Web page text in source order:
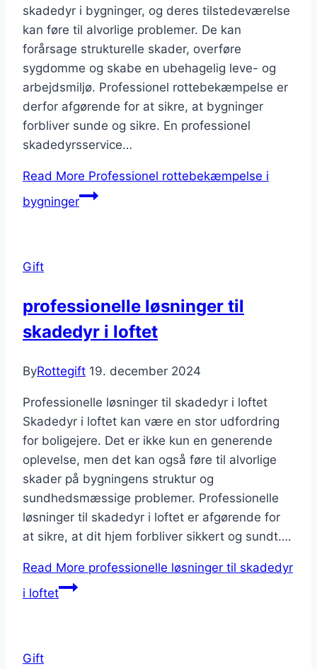
skadedyr i bygninger, og deres tilstedeværelse
kan føre til alvorlige problemer. De kan
forårsage strukturelle skader, overføre
sygdomme og skabe en ubehagelig leve- og
arbejdsmiljø. Professionel rottebekæmpelse er
derfor afgørende for at sikre, at bygninger
forbliver sunde og sikre. En professionel
skadedyrsservice…
Read More Professionel rottebekæmpelse i
bygninger
Gift
professionelle løsninger til
skadedyr i loftet
ByRottegift 19. december 2024
Professionelle løsninger til skadedyr i loftet
Skadedyr i loftet kan være en stor udfordring
for boligejere. Det er ikke kun en generende
oplevelse, men det kan også føre til alvorlige
skader på bygningens struktur og
sundhedsmæssige problemer. Professionelle
løsninger til skadedyr i loftet er afgørende for
at sikre, at dit hjem forbliver sikkert og sundt….
Read More professionelle løsninger til skadedyr
i loftet
Gift